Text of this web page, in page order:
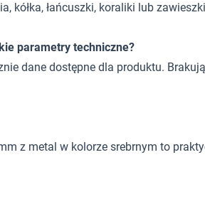
kółka, łańcuszki, koraliki lub
parametry techniczne?
dane dostępne dla produktu.
z metal w kolorze srebrnym to